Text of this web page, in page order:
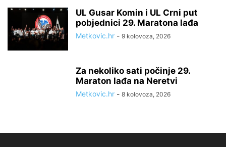
UL Gusar Komin i UL Crni put
pobjednici 29. Maratona lađa
Metkovic.hr - 9 kolovoza, 2026
Za nekoliko sati počinje 29.
Maraton lađa na Neretvi
Metkovic.hr - 8 kolovoza, 2026